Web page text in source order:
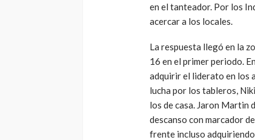
en el tanteador. Por los
acercar a los locales.
La respuesta llegó en la
16 en el primer periodo.
adquirir el liderato en los
lucha por los tableros,
los de casa. Jaron Martin
descanso con marcador
frente incluso